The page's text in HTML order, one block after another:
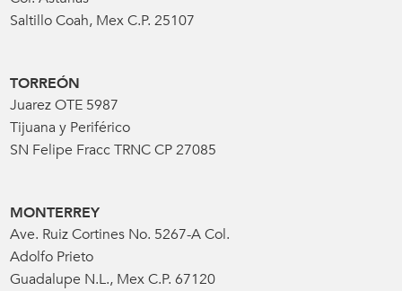
Saltillo Coah, Mex C.P. 25107
TORREÓN
Juarez OTE 5987
Tijuana y Periférico
SN Felipe Fracc TRNC CP 27085
MONTERREY
Ave. Ruiz Cortines No. 5267-A Col.
Adolfo Prieto
Guadalupe N.L., Mex C.P. 67120